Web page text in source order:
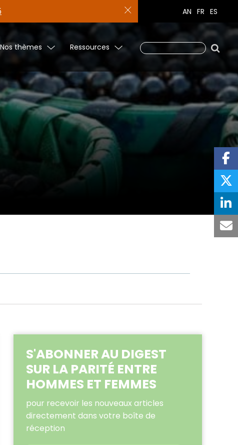
AN FR ES
Nos thèmes Ressources
S'ABONNER AU DIGEST
SUR LA PARITÉ ENTRE
HOMMES ET FEMMES
pour recevoir les nouveaux articles
directement dans votre boîte de
réception